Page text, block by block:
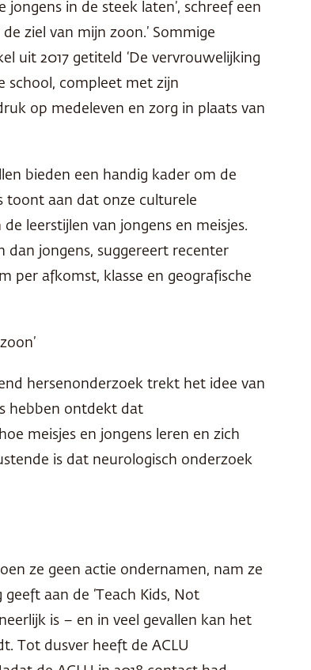
in de steek laten’, schreef een
ziel van mijn zoon.’ Sommige
uit 2017 getiteld ‘De vervrouwelijking
school, compleet met zijn
op medeleven en zorg in plaats van
bieden een handig kader om de
toont aan dat onze culturele
leerstijlen van jongens en meisjes.
dan jongens, suggereert recenter
per afkomst, klasse en geografische
hersenonderzoek trekt het idee van
hebben ontdekt dat
meisjes en jongens leren en zich
is dat neurologisch onderzoek
ze geen actie ondernamen, nam ze
geeft aan de ‘Teach Kids, Not
is – en in veel gevallen kan het
Tot dusver heeft de ACLU